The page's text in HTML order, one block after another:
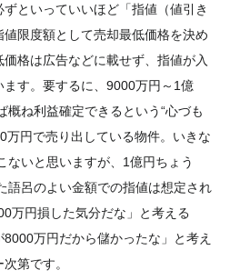
といっていいほど「指値（値引き
限度額として売却最低価格を決め
格は広告などに載せず、指値が入
す。要するに、9000万円～1億
概ね利益確定できるという“心づも
万円で売り出している物件。いきな
ないと思いますが、1億円ちょう
語呂のよい金額での指値は想定され
万円損した気分だな」と考える
万円だから儲かったな」と考え
第です。